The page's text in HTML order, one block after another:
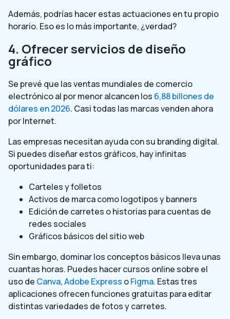
Además, podrías hacer estas actuaciones en tu propio
horario. Eso es lo más importante, ¿verdad?
4. Ofrecer servicios de diseño
gráfico
Se prevé que las ventas mundiales de comercio
electrónico al por menor alcancen los 6,88 billones de
dólares en 2026. Casi todas las marcas venden ahora
por Internet.
Las empresas necesitan ayuda con su branding digital.
Si puedes diseñar estos gráficos, hay infinitas
oportunidades para ti:
Carteles y folletos
Activos de marca como logotipos y banners
Edición de carretes o historias para cuentas de
redes sociales
Gráficos básicos del sitio web
Sin embargo, dominar los conceptos básicos lleva unas
cuantas horas. Puedes hacer cursos online sobre el
uso de Canva,Adobe Express oFigma. Estas tres
aplicaciones ofrecen funciones gratuitas para editar
distintas variedades de fotos y carretes.